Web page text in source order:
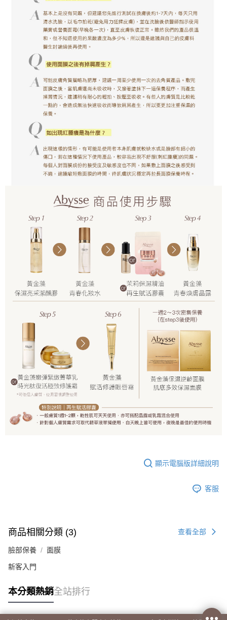
顯示電腦版詳細說明
客服
商品相關分類 (3) 查看全部
臉部保養 面膜
新客入門
本分類熱銷全站排行